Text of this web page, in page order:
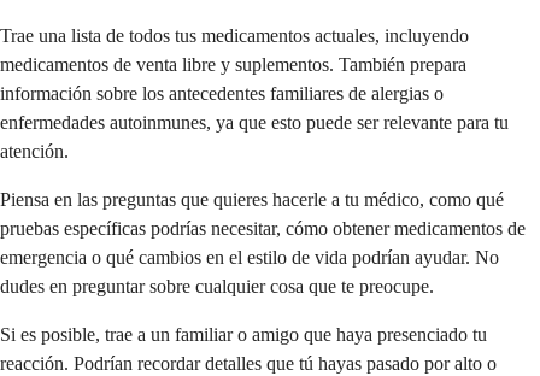
Trae una lista de todos tus medicamentos actuales, incluyendo
medicamentos de venta libre y suplementos. También prepara
información sobre los antecedentes familiares de alergias o
enfermedades autoinmunes, ya que esto puede ser relevante para tu
atención.
Piensa en las preguntas que quieres hacerle a tu médico, como qué
pruebas específicas podrías necesitar, cómo obtener medicamentos de
emergencia o qué cambios en el estilo de vida podrían ayudar. No
dudes en preguntar sobre cualquier cosa que te preocupe.
Si es posible, trae a un familiar o amigo que haya presenciado tu
reacción. Podrían recordar detalles que tú hayas pasado por alto o